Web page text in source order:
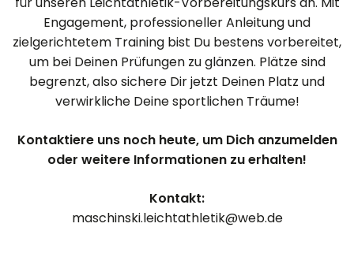
Engagement, professioneller Anleitung und
zielgerichtetem Training bist Du bestens vorbereitet,
um bei Deinen Prüfungen zu glänzen. Plätze sind
begrenzt, also sichere Dir jetzt Deinen Platz und
verwirkliche Deine sportlichen Träume!
Kontaktiere uns noch heute, um Dich anzumelden
oder weitere Informationen zu erhalten!
Kontakt:
maschinski.leichtathletik@web.de